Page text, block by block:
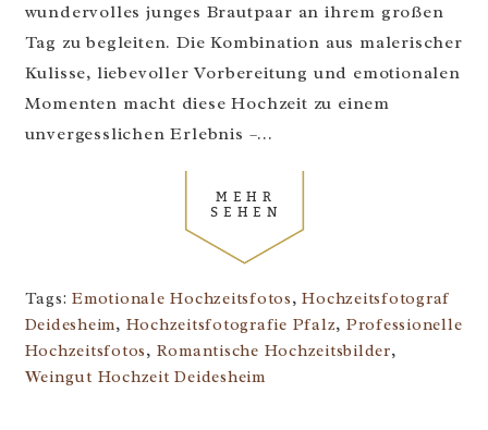
wundervolles junges Brautpaar an ihrem großen
Tag zu begleiten. Die Kombination aus malerischer
Kulisse, liebevoller Vorbereitung und emotionalen
Momenten macht diese Hochzeit zu einem
unvergesslichen Erlebnis –...
MEHR
SEHEN
Tags:Emotionale Hochzeitsfotos,Hochzeitsfotograf
Deidesheim, Hochzeitsfotografie Pfalz, Professionelle
Hochzeitsfotos, Romantische Hochzeitsbilder,
Weingut Hochzeit Deidesheim